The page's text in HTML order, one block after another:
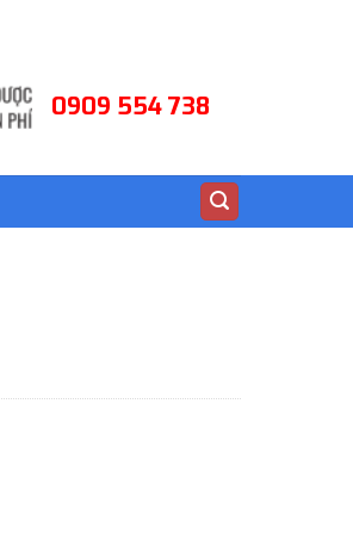
0909 554 738